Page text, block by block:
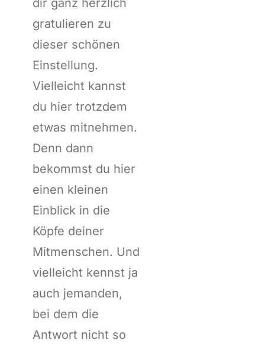
dir ganz herzlich
gratulieren zu
dieser schönen
Einstellung.
Vielleicht kannst
du hier trotzdem
etwas mitnehmen.
Denn dann
bekommst du hier
einen kleinen
Einblick in die
Köpfe deiner
Mitmenschen. Und
vielleicht kennst ja
auch jemanden,
bei dem die
Antwort nicht so